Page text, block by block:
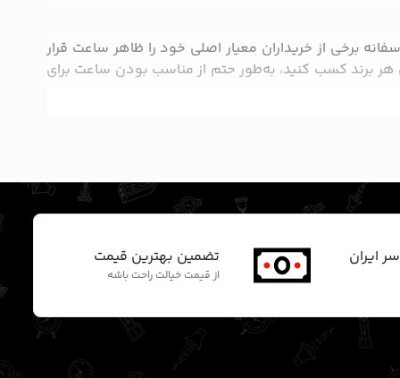
برخی از خریداران معیار اصلی خود را ظاهر ساعت قرار
برند کسب کنید، به‌طور حتم از مناسب بودن ساعت برای
باشند و با هم همکاری کنند.
بازارهای جهانی ساعت مچی عرضه می‌شوند و قابل
می‌آیند. اگر درباره اصالت ساعت مچی بر اساس کشور
اورجینال خریداری کنید.
ایران تضمین بهترین قیمت
از قیمت خیالت راحت باشه